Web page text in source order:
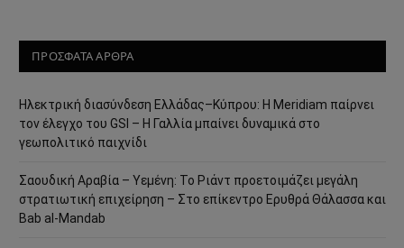
ΠΡΟΣΦΑΤΑ ΑΡΘΡΑ
Ηλεκτρική διασύνδεση Ελλάδας–Κύπρου: Η Meridiam παίρνει
τον έλεγχο του GSI – Η Γαλλία μπαίνει δυναμικά στο
γεωπολιτικό παιχνίδι
Σαουδική Αραβία – Υεμένη: Το Ριάντ προετοιμάζει μεγάλη
στρατιωτική επιχείρηση – Στο επίκεντρο Ερυθρά Θάλασσα και
Bab al-Mandab